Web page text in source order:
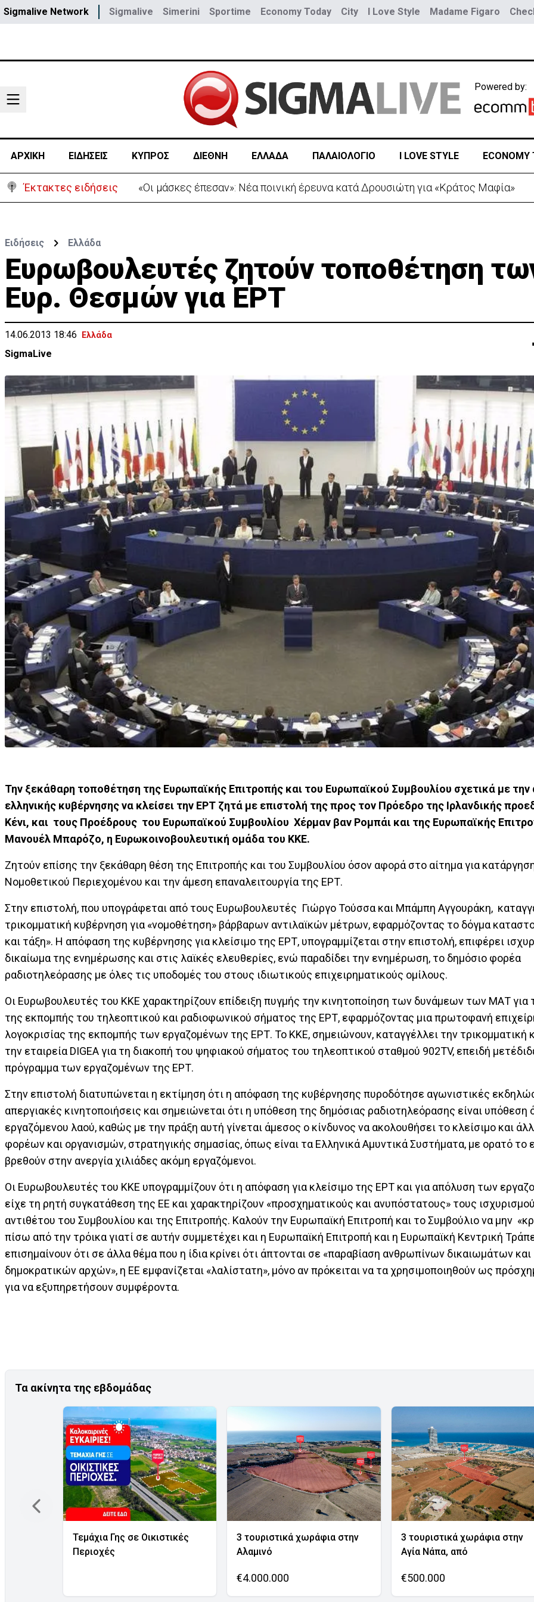
Sigmalive Network Sigmalive Simerini Sportime Economy Today City I Love Style Madame Figaro
Powered by:
ΑΡΧΙΚΗ ΕΙΔΗΣΕΙΣ ΚΥΠΡΟΣ ΔΙΕΘΝΗ ΕΛΛΑΔΑ ΠΑΛΑΙΟΛΟΓΙΟ I LOVE STYLE ECONOMY
Έκτακτες ειδήσεις «Οι μάσκες έπεσαν»: Νέα ποινική έρευνα κατά Δρουσιώτη για «Κράτος Μαφία»
Ειδήσεις Ελλάδα
Ευρωβουλευτές ζητούν τοποθέτηση
Ευρ. Θεσμών για ΕΡΤ
14.06.2013 18:46 Ελλάδα
SigmaLive
Την ξεκάθαρη τοποθέτηση της Ευρωπαϊκής Επιτροπής και του Ευρωπαϊκού Συμβουλίου σχετικά με
ελληνικής κυβέρνησης να κλείσει την ΕΡΤ ζητά με επιστολή της προς τον Πρόεδρο της Ιρλανδικής
Κένι, και τους Προέδρους του Ευρωπαϊκού Συμβουλίου Χέρμαν βαν Ρομπάι και της Ευρωπαϊκής
Μανουέλ Μπαρόζο, η Ευρωκοινοβουλευτική ομάδα του ΚΚΕ.
Ζητούν επίσης την ξεκάθαρη θέση της Επιτροπής και του Συμβουλίου όσον αφορά στο αίτημα για
Νομοθετικού Περιεχομένου και την άμεση επαναλειτουργία της ΕΡΤ.
Στην επιστολή, που υπογράφεται από τους Ευρωβουλευτές Γιώργο Τούσσα και Μπάμπη Αγγουράκη,
τρικομματική κυβέρνηση για «νομοθέτηση» βάρβαρων αντιλαϊκών μέτρων, εφαρμόζοντας το δόγμα
και τάξη». Η απόφαση της κυβέρνησης για κλείσιμο της ΕΡΤ, υπογραμμίζεται στην επιστολή, επιφέρει
δικαίωμα της ενημέρωσης και στις λαϊκές ελευθερίες, ενώ παραδίδει την ενημέρωση, το δημόσιο φορέα
ραδιοτηλεόρασης με όλες τις υποδομές του στους ιδιωτικούς επιχειρηματικούς ομίλους.
Οι Ευρωβουλευτές του ΚΚΕ χαρακτηρίζουν επίδειξη πυγμής την κινητοποίηση των δυνάμεων των ΜΑΤ για
της εκπομπής του τηλεοπτικού και ραδιοφωνικού σήματος της ΕΡΤ, εφαρμόζοντας μια πρωτοφανή
λογοκρισίας της εκπομπής των εργαζομένων της ΕΡΤ. Το ΚΚΕ, σημειώνουν, καταγγέλλει την τρικομματική
την εταιρεία DIGEA για τη διακοπή του ψηφιακού σήματος του τηλεοπτικού σταθμού 902TV, επειδή
πρόγραμμα των εργαζομένων της ΕΡΤ.
Στην επιστολή διατυπώνεται η εκτίμηση ότι η απόφαση της κυβέρνησης πυροδότησε αγωνιστικές
απεργιακές κινητοποιήσεις και σημειώνεται ότι η υπόθεση της δημόσιας ραδιοτηλεόρασης είναι υπόθεση
εργαζόμενου λαού, καθώς με την πράξη αυτή γίνεται άμεσος ο κίνδυνος να ακολουθήσει το κλείσιμο και
φορέων και οργανισμών, στρατηγικής σημασίας, όπως είναι τα Ελληνικά Αμυντικά Συστήματα, με ορατό το
βρεθούν στην ανεργία χιλιάδες ακόμη εργαζόμενοι.
Οι Ευρωβουλευτές του ΚΚΕ υπογραμμίζουν ότι η απόφαση για κλείσιμο της ΕΡΤ και για απόλυση των
είχε τη ρητή συγκατάθεση της ΕΕ και χαρακτηρίζουν «προσχηματικούς και ανυπόστατους» τους
αντιθέτου του Συμβουλίου και της Επιτροπής. Καλούν την Ευρωπαϊκή Επιτροπή και το Συμβούλιο να μην
πίσω από την τρόικα γιατί σε αυτήν συμμετέχει και η Ευρωπαϊκή Επιτροπή και η Ευρωπαϊκή Κεντρική
επισημαίνουν ότι σε άλλα θέμα που η ίδια κρίνει ότι άπτονται σε «παραβίαση ανθρωπίνων δικαιωμάτων και
δημοκρατικών αρχών», η ΕΕ εμφανίζεται «λαλίστατη», μόνο αν πρόκειται να τα χρησιμοποιηθούν ως
για να εξυπηρετήσουν συμφέροντα.
Τα ακίνητα της εβδομάδας
Τεμάχια Γης σε Οικιστικές
Περιοχές
3 τουριστικά χωράφια στην
Αλαμινό
€4.000.000
3 τουριστικά χωράφια στην
Αγία Νάπα, από
€500.000